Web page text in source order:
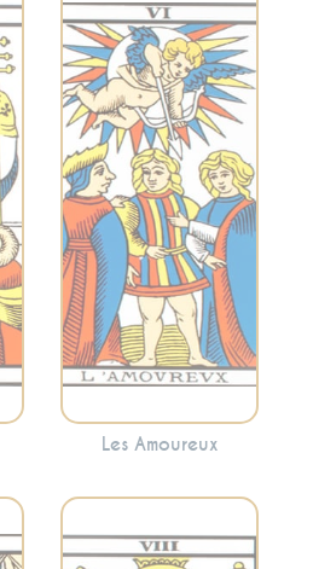
Symbolise les
choix, les relations
et les dilemmes.
Cette carte peut
refléter une
décision
importante à
prendre ou
l’harmonie et la
synergie dans les
relations.
Les Amoureux
Représente